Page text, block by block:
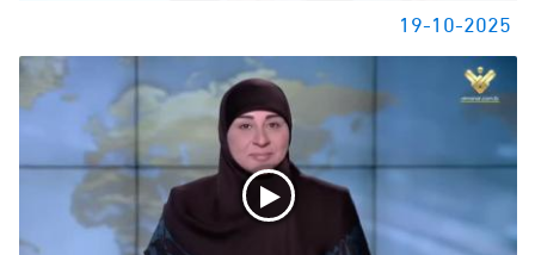
19-10-2025